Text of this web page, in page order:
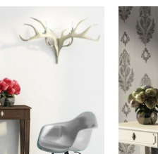
wiele
wariantów.
można
wybrać
stronie
produktu